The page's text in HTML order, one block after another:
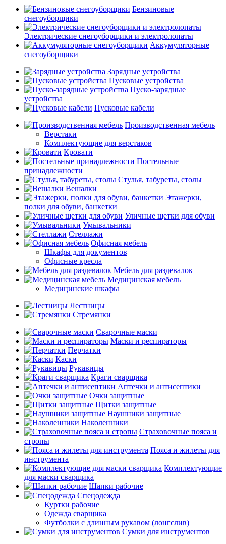
Бензиновые
снегоуборщики
Электрические снегоуборщики и электролопаты
Аккумуляторные
снегоуборщики
Зарядные устройства
Пусковые устройства
Пуско-зарядные
устройства
Пусковые кабели
Производственная мебель
Верстаки
Комплектующие для верстаков
Кровати
Постельные
принадлежности
Стулья, табуреты, столы
Вешалки
Этажерки,
полки для обуви, банкетки
Уличные щетки для обуви
Умывальники
Стеллажи
Офисная мебель
Шкафы для документов
Офисные кресла
Мебель для раздевалок
Медицинская мебель
Медицинские шкафы
Лестницы
Стремянки
Сварочные маски
Маски и респираторы
Перчатки
Каски
Рукавицы
Краги сварщика
Аптечки и антисептики
Очки защитные
Щитки защитные
Наушники защитные
Наколенники
Страховочные пояса и
стропы
Пояса и жилеты для
инструмента
Комплектующие
для маски сварщика
Шапки рабочие
Спецодежда
Куртки рабочие
Одежда сварщика
Футболки с длинным рукавом (лонгслив)
Сумки для инструментов